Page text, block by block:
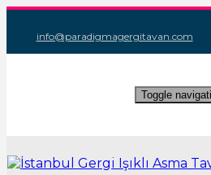
info@paradigmagergitavan.com
Toggle